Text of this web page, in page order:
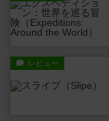
レビュー